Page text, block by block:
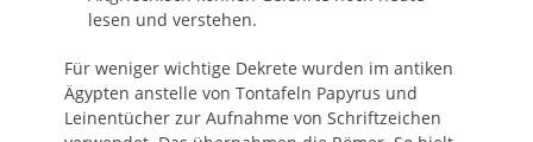
lesen und verstehen.
Für weniger wichtige Dekrete wurden im antiken
Ägypten anstelle von Tontafeln Papyrus und
Leinentücher zur Aufnahme von Schriftzeichen